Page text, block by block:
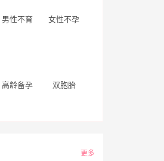
男性不育 女性不孕
高龄备孕 双胞胎
更多